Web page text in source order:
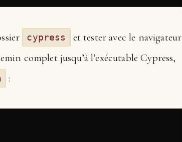
cypress et tester avec le navigateur
complet jusqu’à l’exécutable Cypress,
: